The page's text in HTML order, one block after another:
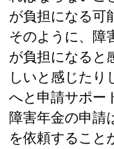
が負担になる可
そのように、障
が負担になると
しいと感じたり
へと申請サポー
障害年金の申請
を依頼すること